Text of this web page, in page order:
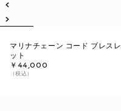
マリナチェーン コード ブレスレ
ット
￥44,000
（税込）